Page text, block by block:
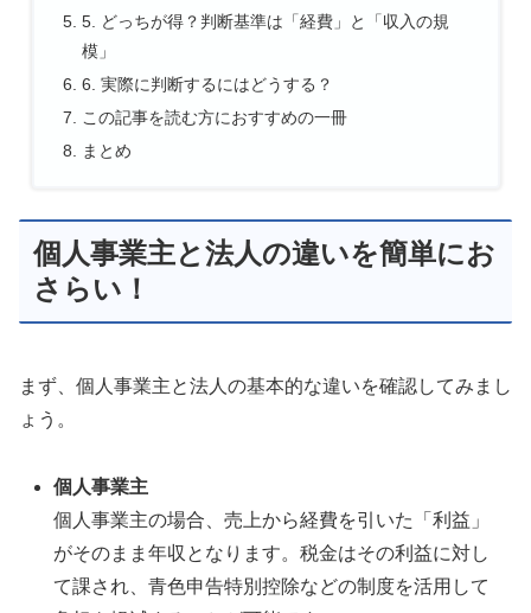
5. どっちが得？判断基準は「経費」と「収入の規
模」
6. 実際に判断するにはどうする？
この記事を読む方におすすめの一冊
まとめ
個人事業主と法人の違いを簡単にお
さらい！
まず、個人事業主と法人の基本的な違いを確認してみまし
ょう。
個人事業主
個人事業主の場合、売上から経費を引いた「利益」
がそのまま年収となります。税金はその利益に対し
て課され、青色申告特別控除などの制度を活用して